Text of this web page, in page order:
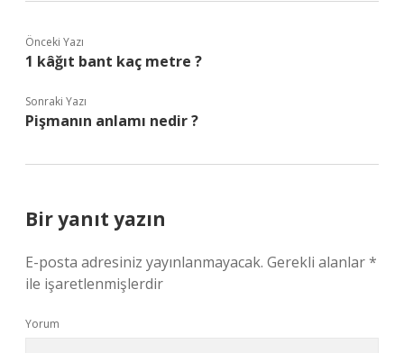
Önceki Yazı
1 kâğıt bant kaç metre ?
Sonraki Yazı
Pişmanın anlamı nedir ?
Bir yanıt yazın
E-posta adresiniz yayınlanmayacak. Gerekli alanlar*
ile işaretlenmişlerdir
Yorum